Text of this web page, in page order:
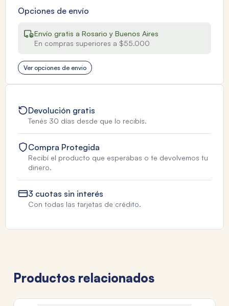
Opciones de envío
Envío gratis a Rosario y Buenos Aires
En compras superiores a $55.000
Ver opciones de envio
Devolución gratis
Tenés 30 días desde que lo recibís.
Compra Protegida
Recibí el producto que esperabas o te devolvemos tu
dinero.
3 cuotas sin interés
Con todas las tarjetas de crédito.
Productos relacionados